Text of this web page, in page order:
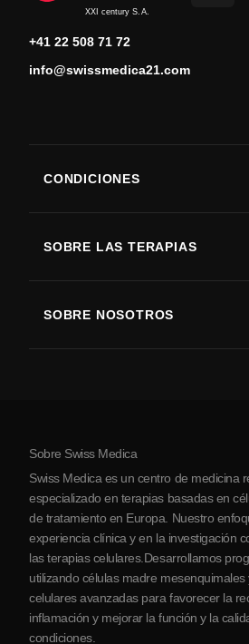
XXI century S.A.
+41 22 508 71 72
info@swissmedica21.com
CONDICIONES
Enfermedad de Parkinson
Artritis
SOBRE LAS TERAPIAS
SOBRE NOSOTROS
Sobre Serbia
Colaboraciones
Sobre Swiss Medica
Swiss Medica es un centro de medicina
especializado en terapias basadas en
de tratamiento en Europa. Nuestro
experiencia clínica y en la investigación
las terapias celulares.Desarrollamos
utilizando células madre
celulares avanzadas para favorecer la
inflamación y mejorar la función y la
condiciones.